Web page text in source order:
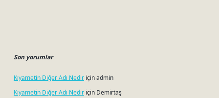
Son yorumlar
Kıyametin Diğer Adı Nedir içinadmin
Kıyametin Diğer Adı Nedir için Demirtaş